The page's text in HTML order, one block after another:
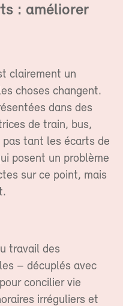
: améliorer
clairement un
choses changent.
dans des
de train, bus,
tant les écarts de
posent un problème
sur ce point, mais
travail des
– décuplés avec
concilier vie
irréguliers et